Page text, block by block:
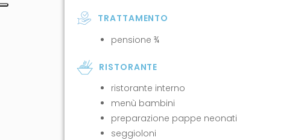
TRATTAMENTO
pensione ¾
RISTORANTE
ristorante interno
menù bambini
preparazione pappe neonati
seggioloni